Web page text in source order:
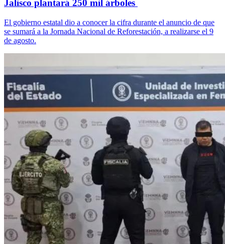
Jalisco plantará 250 mil árboles
El gobierno estatal dio a conocer la cifra durante el anuncio de que
se sumará a la Jornada Nacional de Reforestación, a realizarse el 9
de agosto.